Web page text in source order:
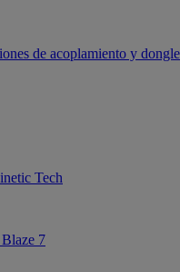
de acoplamiento y
Tech
7